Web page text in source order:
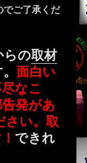
でご了承くだ
らの取材
。面白い
なこ
発があ
さい。取
できれ